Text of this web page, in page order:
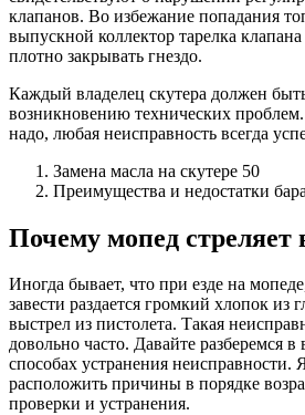
клапанов. Во избежание попадания
выпускной коллектор тарелка
плотно закрывать гнездо.
Каждый владелец скутера должен
возникновению технических
надо, любая неисправность всегда
Замена масла на скутере 50
Преимущества и недостатки
Почему мопед стреляет
Иногда бывает, что при езде на
завести раздается громкий хлопок из
выстрел из пистолета. Такая
довольно часто. Давайте разберемся
способах устранения неисправности.
расположить причины в порядке
проверки и устранения.